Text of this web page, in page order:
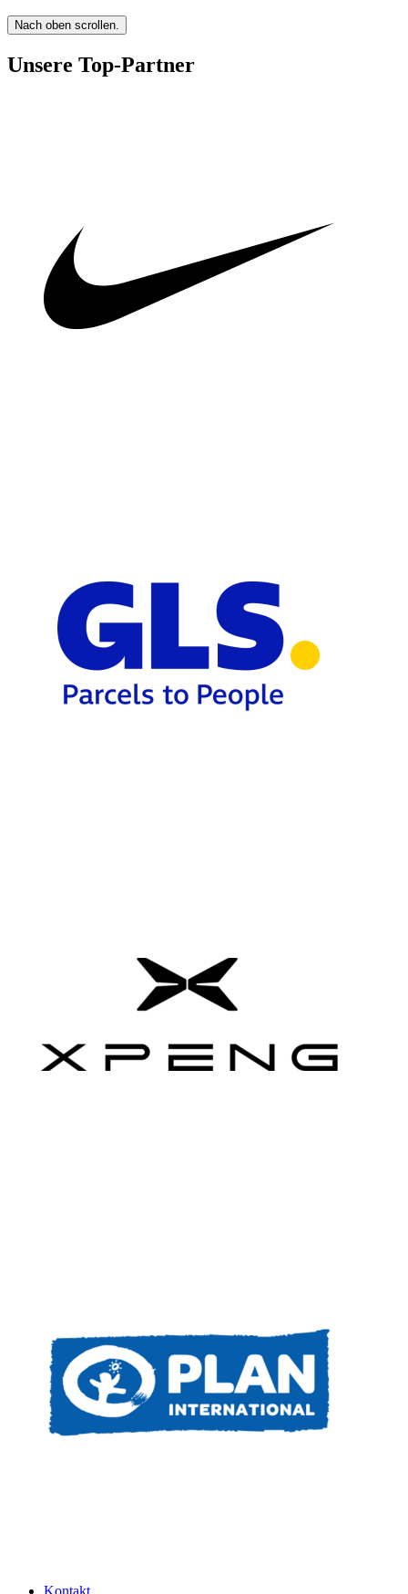
Nach oben scrollen.
Unsere Top-Partner
Kontakt